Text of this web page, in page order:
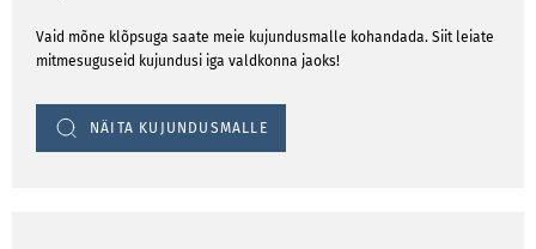
Vaid mõne klõpsuga saate meie kujundusmalle kohandada. Siit leiate
mitmesuguseid kujundusi iga valdkonna jaoks!
NÄITA KUJUNDUSMALLE